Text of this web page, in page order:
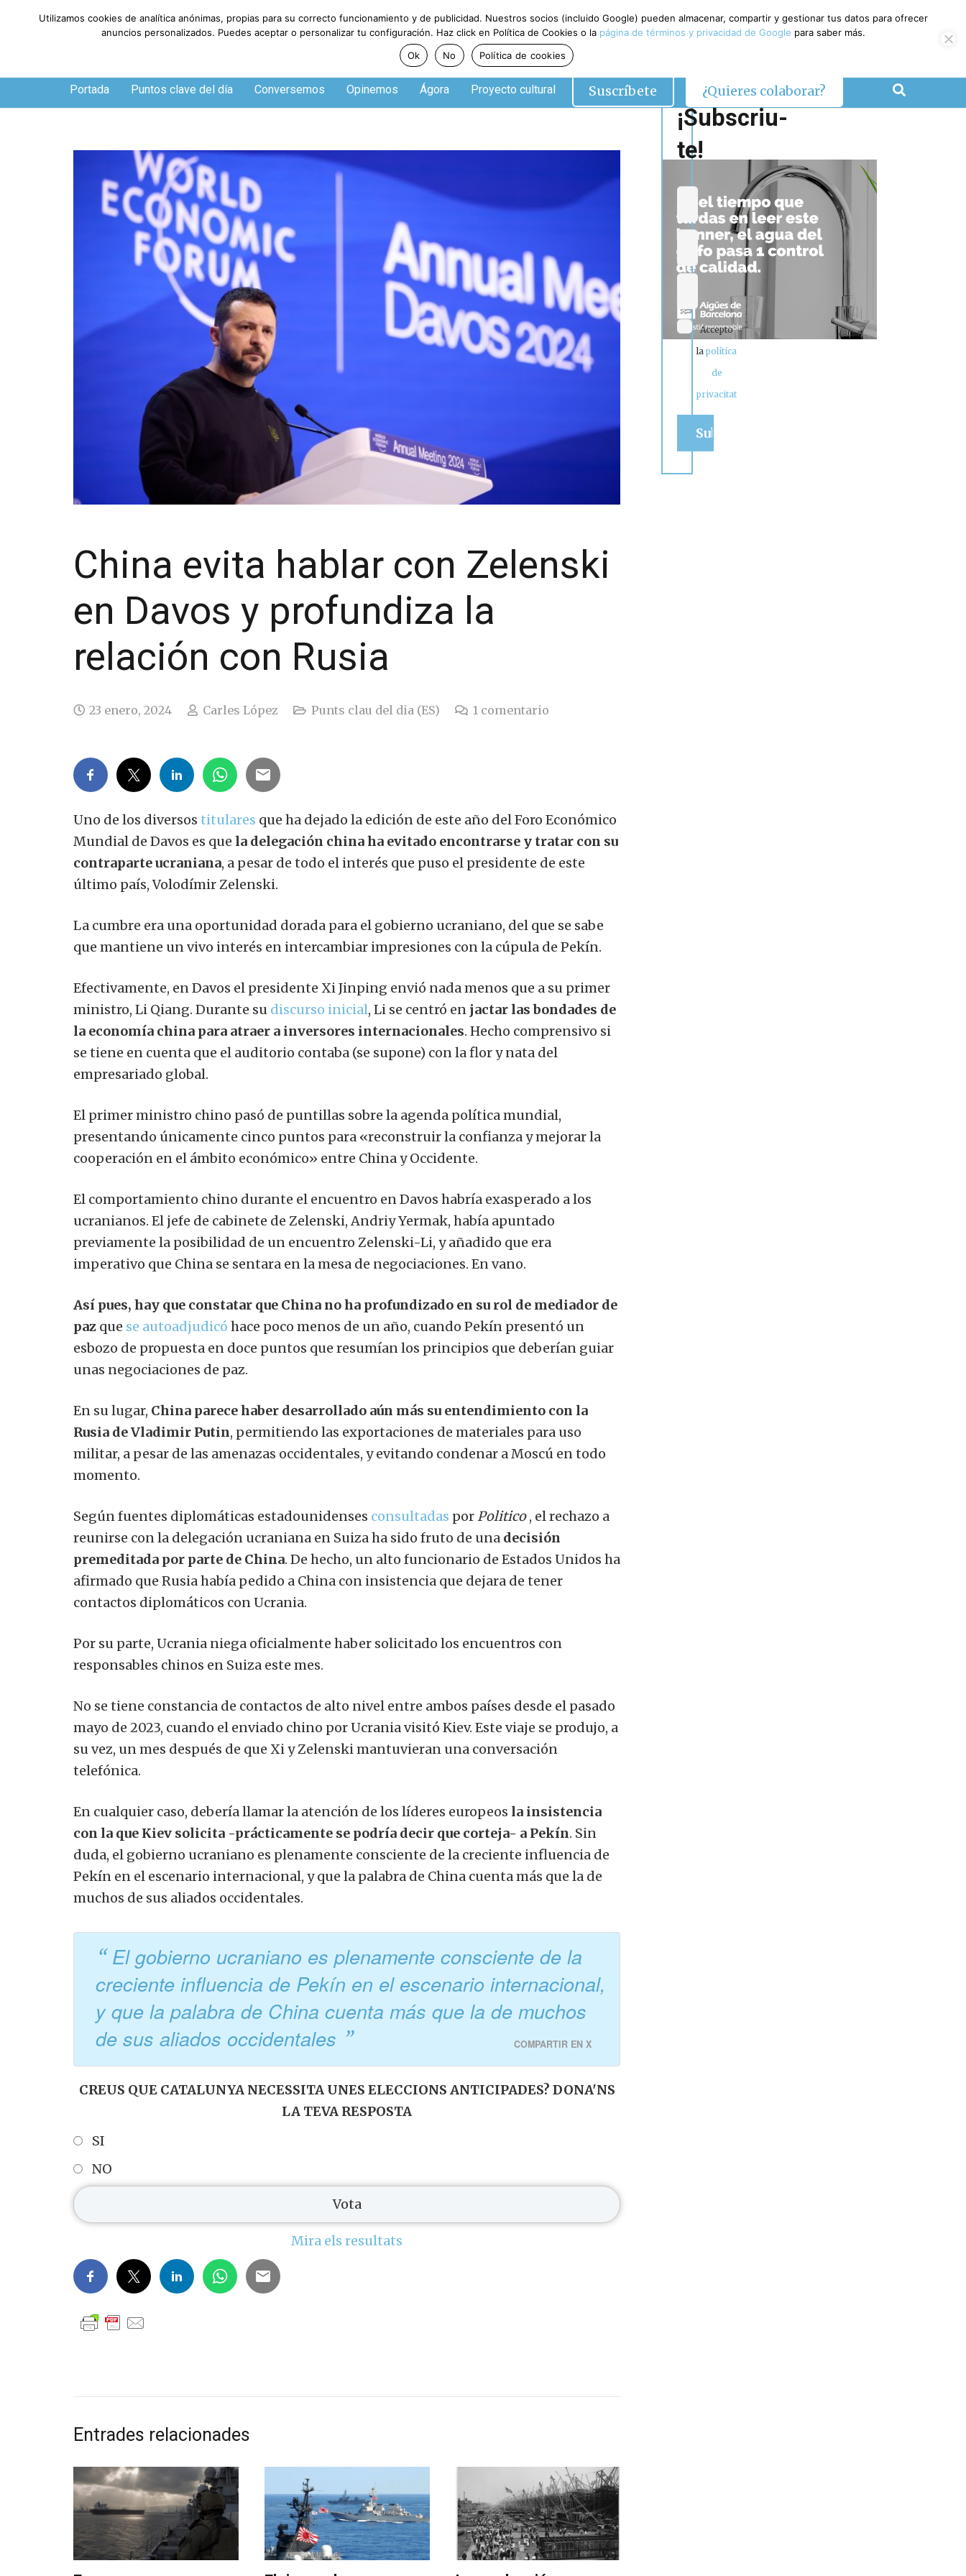
Domingo, 9 de agosto de 2026
Portada Puntos clave del día Conversemos Opinemos Ágora Proyecto cultural Suscríbete ¿Quieres colaborar?
China evita hablar con Zelenski
en Davos y profundiza la
relación con Rusia
23 enero, 2024 Carles López Punts clau del dia (ES) 1 comentario
Uno de los diversos titulares que ha dejado la edición de este año del Foro Económico
Mundial de Davos es que la delegación china ha evitado encontrarse y tratar con su
contraparte ucraniana, a pesar de todo el interés que puso el presidente de este
último país, Volodímir Zelenski.
La cumbre era una oportunidad dorada para el gobierno ucraniano, del que se sabe
que mantiene un vivo interés en intercambiar impresiones con la cúpula de Pekín.
Efectivamente, en Davos el presidente Xi Jinping envió nada menos que a su primer
ministro, Li Qiang. Durante su discurso inicial, Li se centró en jactar las bondades de
la economía china para atraer a inversores internacionales. Hecho comprensivo si
se tiene en cuenta que el auditorio contaba (se supone) con la flor y nata del
empresariado global.
El primer ministro chino pasó de puntillas sobre la agenda política mundial,
presentando únicamente cinco puntos para «reconstruir la confianza y mejorar la
cooperación en el ámbito económico» entre China y Occidente.
El comportamiento chino durante el encuentro en Davos habría exasperado a los
ucranianos. El jefe de cabinete de Zelenski, Andriy Yermak, había apuntado
previamente la posibilidad de un encuentro Zelenski-Li, y añadido que era
imperativo que China se sentara en la mesa de negociaciones. En vano.
Así pues, hay que constatar que China no ha profundizado en su rol de mediador de
paz que se autoadjudicó hace poco menos de un año, cuando Pekín presentó un
esbozo de propuesta en doce puntos que resumían los principios que deberían guiar
unas negociaciones de paz.
En su lugar, China parece haber desarrollado aún más su entendimiento con la
Rusia de Vladimir Putin, permitiendo las exportaciones de materiales para uso
militar, a pesar de las amenazas occidentales, y evitando condenar a Moscú en todo
momento.
Según fuentes diplomáticas estadounidenses consultadas porPolitico, el rechazo a
reunirse con la delegación ucraniana en Suiza ha sido fruto de una decisión
premeditada por parte de China. De hecho, un alto funcionario de Estados Unidos ha
afirmado que Rusia había pedido a China con insistencia que dejara de tener
contactos diplomáticos con Ucrania.
Por su parte, Ucrania niega oficialmente haber solicitado los encuentros con
responsables chinos en Suiza este mes.
No se tiene constancia de contactos de alto nivel entre ambos países desde el pasado
mayo de 2023, cuando el enviado chino por Ucrania visitó Kiev. Este viaje se produjo, a
su vez, un mes después de que Xi y Zelenski mantuvieran una conversación
telefónica.
En cualquier caso, debería llamar la atención de los líderes europeos la insistencia
con la que Kiev solicita -prácticamente se podría decir que corteja- a Pekín. Sin
duda, el gobierno ucraniano es plenamente consciente de la creciente influencia de
Pekín en el escenario internacional, y que la palabra de China cuenta más que la de
muchos de sus aliados occidentales.
El gobierno ucraniano es plenamente consciente de la
creciente influencia de Pekín en el escenario internacional,
y que la palabra de China cuenta más que la de muchos
de sus aliados occidentales
COMPARTIR EN X
CREUS QUE CATALUNYA NECESSITA UNES ELECCIONS ANTICIPADES? DONA'NS
LA TEVA RESPOSTA
SI
NO
Mira els resultats
Entrades relacionades
¡Subscriu-
te!
Accepto
lapolítica
de
privacitat
Utilizamos cookies de analítica anónimas, propias para su correcto funcionamiento y de publicidad. Nuestros socios (incluido Google) pueden almacenar, compartir y gestionar tus datos para ofrecer
anuncios personalizados. Puedes aceptar o personalizar tu configuración. Haz click en Política de Cookies o la página de términos y privacidad de Google para saber más.
Ok
No Política de cookies